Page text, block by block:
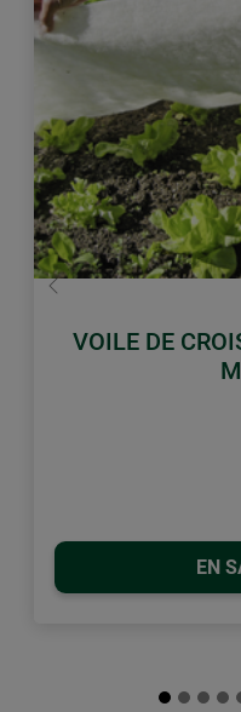
VOILE DE
EN
retour